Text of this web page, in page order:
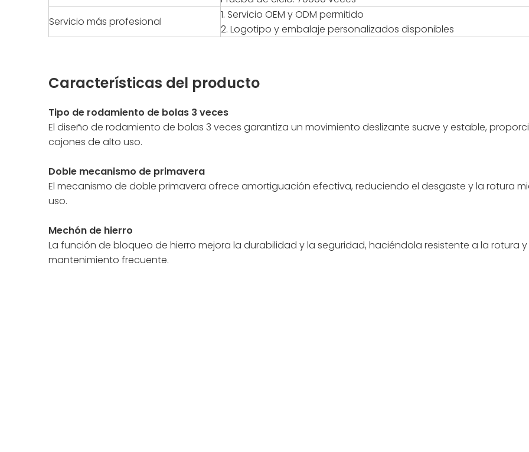
Servicio más profesional
1. Servicio OEM y ODM permitido
2. Logotipo y embalaje personalizados disponibles
Características del producto
Tipo de rodamiento de bolas 3 veces
El diseño de rodamiento de bolas 3 veces garantiza un movimiento deslizante suave y estable,
cajones de alto uso.
Doble mecanismo de primavera
El mecanismo de doble primavera ofrece amortiguación efectiva, reduciendo el desgaste y la rotura
uso.
Mechón de hierro
La función de bloqueo de hierro mejora la durabilidad y la seguridad, haciéndola resistente a la rotura
mantenimiento frecuente.